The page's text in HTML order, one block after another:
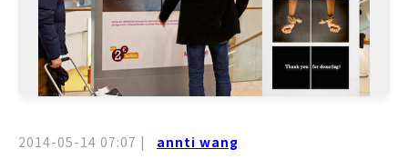
2014-05-14 07:07 | annti wang